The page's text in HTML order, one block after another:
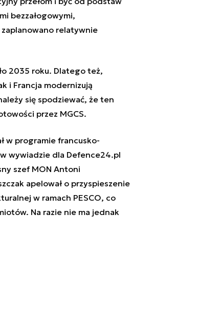
bezzałogowymi,
relatywnie
2035 roku. Dlatego też,
i Francja modernizują
się spodziewać, że ten
przez MGCS.
w programie francusko-
w wywiadzie dla Defence24.pl
szef MON Antoni
apelował o przyspieszenie
w ramach PESCO, co
Na razie nie ma jednak